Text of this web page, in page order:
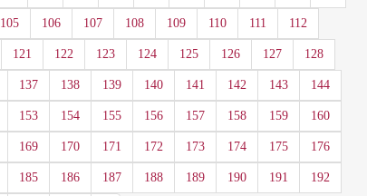
105 106 107 108 109 110 111 112
121 122 123 124 125 126 127 128
137 138 139 140 141 142 143 144
153 154 155 156 157 158 159 160
169 170 171 172 173 174 175 176
185 186 187 188 189 190 191 192